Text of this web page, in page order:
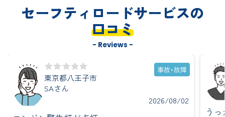
きました。
セーフティロードサービスの
口コミ
- Reviews -
東京都八王子市
SAさん
事故・故障
2026/08/02
う